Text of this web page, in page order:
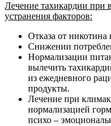
Лечение тахикардии при
устранения факторов:
Отказа от никотина
Снижении
Нормализации
вылечить
из ежедневного
продукты.
Лечение при
нормализацией
психо –